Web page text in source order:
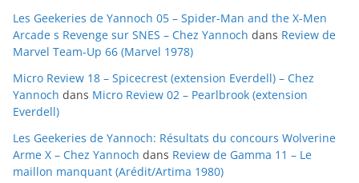
Les Geekeries de Yannoch 05 – Spider-Man and the X-Men
Arcade s Revenge sur SNES – Chez Yannoch dans Review de
Marvel Team-Up 66 (Marvel 1978)
Micro Review 18 – Spicecrest (extension Everdell) – Chez
Yannoch dans Micro Review 02 – Pearlbrook (extension
Everdell)
Les Geekeries de Yannoch: Résultats du concours Wolverine
Arme X – Chez Yannoch dans Review de Gamma 11 – Le
maillon manquant (Arédit/Artima 1980)